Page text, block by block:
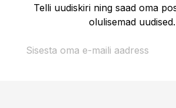
Telli uudiskiri ning saad oma
olulisemad uudised.